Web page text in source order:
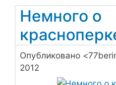
карасе
Немного о
Опубликовано <
2012